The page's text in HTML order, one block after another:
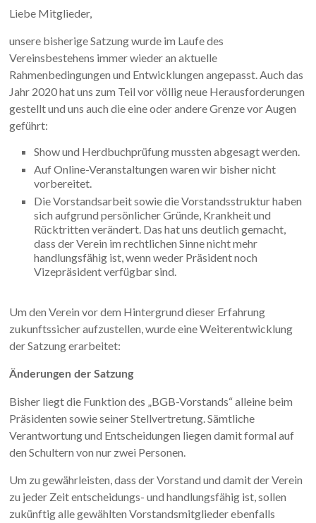
Liebe Mitglieder,
unsere bisherige Satzung wurde im Laufe des
Vereinsbestehens immer wieder an aktuelle
Rahmenbedingungen und Entwicklungen angepasst. Auch das
Jahr 2020 hat uns zum Teil vor völlig neue Herausforderungen
gestellt und uns auch die eine oder andere Grenze vor Augen
geführt:
Show und Herdbuchprüfung mussten abgesagt werden.
Auf Online-Veranstaltungen waren wir bisher nicht
vorbereitet.
Die Vorstandsarbeit sowie die Vorstandsstruktur haben
sich aufgrund persönlicher Gründe, Krankheit und
Rücktritten verändert. Das hat uns deutlich gemacht,
dass der Verein im rechtlichen Sinne nicht mehr
handlungsfähig ist, wenn weder Präsident noch
Vizepräsident verfügbar sind.
Um den Verein vor dem Hintergrund dieser Erfahrung
zukunftssicher aufzustellen, wurde eine Weiterentwicklung
der Satzung erarbeitet:
Änderungen der Satzung
Bisher liegt die Funktion des „BGB-Vorstands“ alleine beim
Präsidenten sowie seiner Stellvertretung. Sämtliche
Verantwortung und Entscheidungen liegen damit formal auf
den Schultern von nur zwei Personen.
Um zu gewährleisten, dass der Vorstand und damit der Verein
zu jeder Zeit entscheidungs- und handlungsfähig ist, sollen
zukünftig alle gewählten Vorstandsmitglieder ebenfalls